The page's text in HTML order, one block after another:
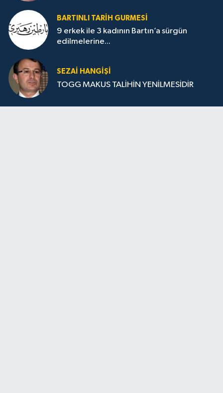
BARTINLI TARIH GURMESI
9 erkek ile 3 kadının Bartın’a sürgün
edilmelerine...
SEZAI HANGİŞİ
TOGG MAKUS TALİHİN YENİLMESİDİR